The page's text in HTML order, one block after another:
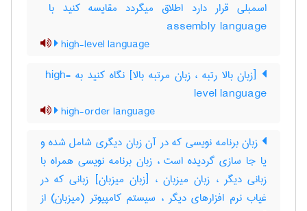
assembly language
high-level language
[زبان بالا رتبه ، زبان مرتبه بالا] نگاه کنید به ‎ high-
level language
high-order language
زبان برنامه نویسی که در آن زبان دیگری شامل شده و
یا جا سازی گردیده است ، زبان برنامه نویسی همراه با
زبانی دیگر ، زبان میزبان ، [زبان میزبان] زبانی که در
غیاب نرم افزارهای دیگر ، سیستم کامپیوتر (میزبان) از